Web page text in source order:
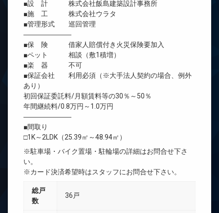
■設 計 株式会社飯島建築設計事務所
■施 工 株式会社ウラタ
■管理形式 巡回管理
―――――――
■保 険 借家人賠償付き火災保険要加入
■ペット 相談（敷1積増）
■楽 器 不可
■保証会社 利用必須（※大手法人契約の場合、例外
あり）
初回保証委託料/月額賃料等の30％～50％
年間継続料/0.8万円～1.0万円
―――――――
■間取り
□1K～2LDK（25.39㎡～48.94㎡）
※駐車場・バイク置場・駐輪場の詳細はお問合せ下さ
い。
※カード決済希望時はスタッフにお問合せ下さい。
総戸
数
36戸